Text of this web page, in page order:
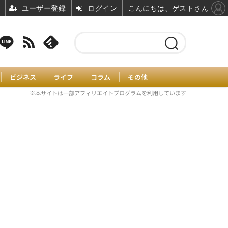
ビジネス ライフ コラム その他
※本サイトは一部アフィリエイトプログラムを利用しています
ユーザー登録 ログイン こんにちは、ゲストさん